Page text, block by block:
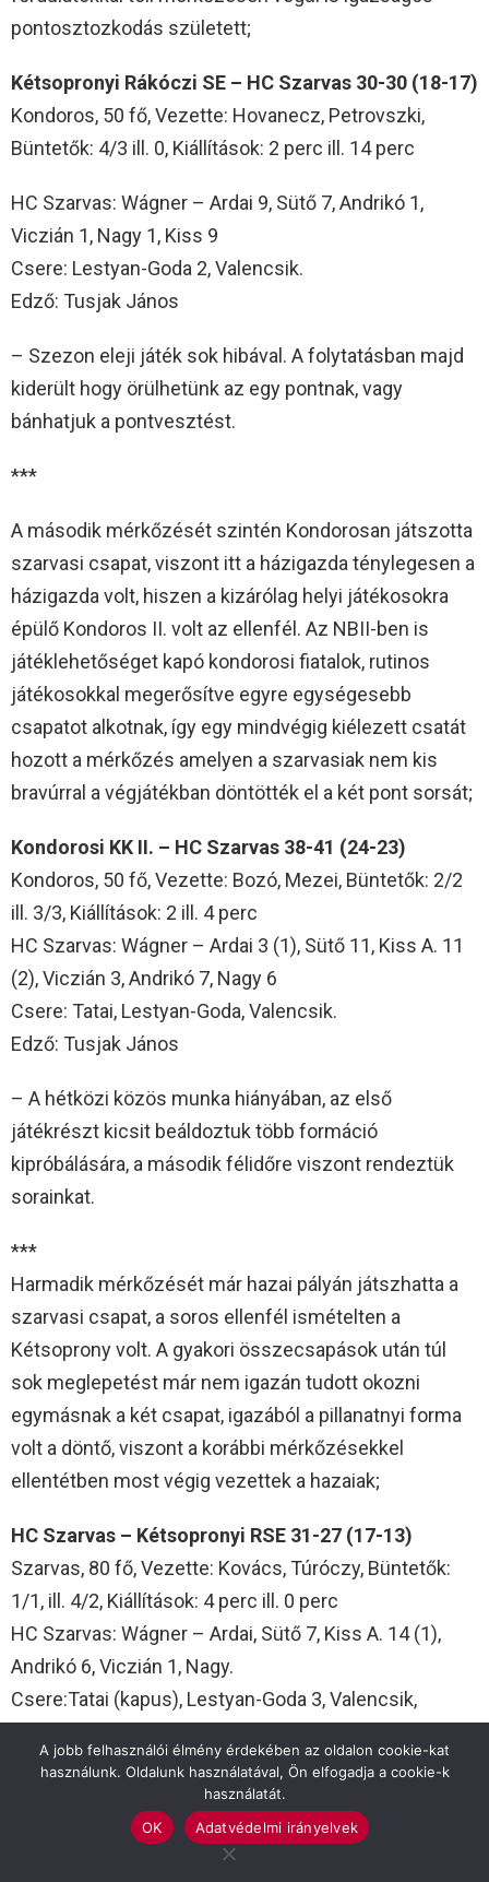
pontosztozkodás született;
Kétsopronyi Rákóczi SE – HC Szarvas 30-30 (18-17)
Kondoros, 50 fő, Vezette: Hovanecz, Petrovszki,
Büntetők: 4/3 ill. 0, Kiállítások: 2 perc ill. 14 perc
HC Szarvas: Wágner – Ardai 9, Sütő 7, Andrikó 1,
Viczián 1, Nagy 1, Kiss 9
Csere: Lestyan-Goda 2, Valencsik.
Edző: Tusjak János
– Szezon eleji játék sok hibával. A folytatásban majd
kiderült hogy örülhetünk az egy pontnak, vagy
bánhatjuk a pontvesztést.
***
A második mérkőzését szintén Kondorosan játszotta
szarvasi csapat, viszont itt a házigazda ténylegesen a
házigazda volt, hiszen a kizárólag helyi játékosokra
épülő Kondoros II. volt az ellenfél. Az NBII-ben is
játéklehetőséget kapó kondorosi fiatalok, rutinos
játékosokkal megerősítve egyre egységesebb
csapatot alkotnak, így egy mindvégig kiélezett csatát
hozott a mérkőzés amelyen a szarvasiak nem kis
bravúrral a végjátékban döntötték el a két pont sorsát;
Kondorosi KK II. – HC Szarvas 38-41 (24-23)
Kondoros, 50 fő, Vezette: Bozó, Mezei, Büntetők: 2/2
ill. 3/3, Kiállítások: 2 ill. 4 perc
HC Szarvas: Wágner – Ardai 3 (1), Sütő 11, Kiss A. 11
(2), Viczián 3, Andrikó 7, Nagy 6
Csere: Tatai, Lestyan-Goda, Valencsik.
Edző: Tusjak János
– A hétközi közös munka hiányában, az első
játékrészt kicsit beáldoztuk több formáció
kipróbálására, a második félidőre viszont rendeztük
sorainkat.
***
Harmadik mérkőzését már hazai pályán játszhatta a
szarvasi csapat, a soros ellenfél ismételten a
Kétsoprony volt. A gyakori összecsapások után túl
sok meglepetést már nem igazán tudott okozni
egymásnak a két csapat, igazából a pillanatnyi forma
volt a döntő, viszont a korábbi mérkőzésekkel
ellentétben most végig vezettek a hazaiak;
HC Szarvas – Kétsopronyi RSE 31-27 (17-13)
Szarvas, 80 fő, Vezette: Kovács, Túróczy, Büntetők:
1/1, ill. 4/2, Kiállítások: 4 perc ill. 0 perc
HC Szarvas: Wágner – Ardai, Sütő 7, Kiss A. 14 (1),
Andrikó 6, Viczián 1, Nagy.
Csere:Tatai (kapus), Lestyan-Goda 3, Valencsik,
Edző: Tusjak János
–A legfontosabb most a két pont megszerzése volt,
így továbbra is saját kezünkbe van a sorsunk. Mellette
A jobb felhasználói élmény érdekében az oldalon cookie-kat
használunk. Oldalunk használatával, Ön elfogadja a cookie-k
használatát.
OK
Adatvédelmi irányelvek